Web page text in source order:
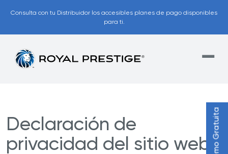
Consulta con tu Distribuidor los accesibles planes de pago disponibles
para ti.
Declaración de
privacidad del sitio web